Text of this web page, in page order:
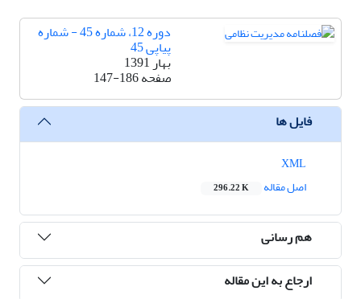
دوره 12، شماره 45 - شماره
پیاپی 45
بهار 1391
صفحه147-186
فایل ها
اصل مقاله
296.22 K
هم رسانی
ارجاع به این مقاله